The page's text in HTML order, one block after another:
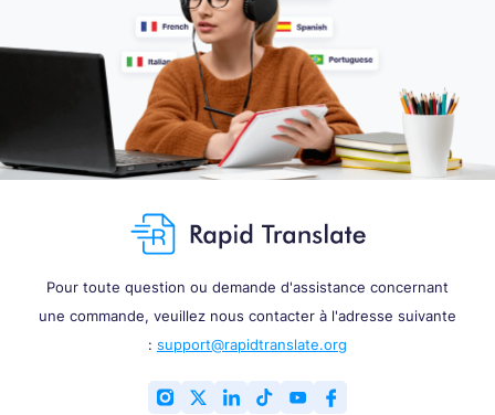
Pour toute question ou demande d'assistance concernant
une commande, veuillez nous contacter à l'adresse suivante
: support@rapidtranslate.org